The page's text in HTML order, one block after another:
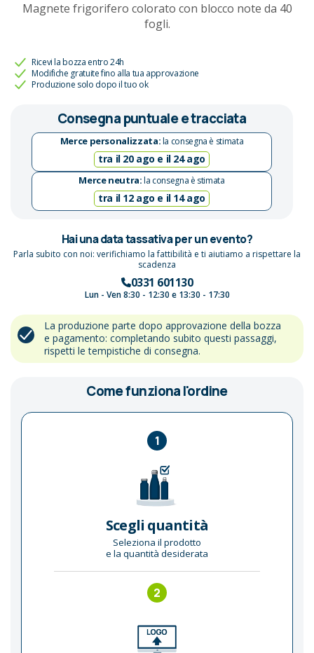
Magnete frigorifero colorato con blocco note da 40
fogli.
Ricevi la bozza entro 24h
Modifiche gratuite fino alla tua approvazione
Produzione solo dopo il tuo ok
Consegna puntuale e tracciata
Merce personalizzata:la consegna è stimata
tra il 20 ago e il 24 ago
Merce neutra:la consegna è stimata
tra il 12 ago e il 14 ago
Hai una data tassativa per un evento?
Parla subito con noi: verifichiamo la fattibilità e ti aiutiamo a rispettare la
scadenza
0331 601130
Lun - Ven 8:30 - 12:30 e 13:30 - 17:30
La produzione parte dopo approvazione della bozza
e pagamento: completando subito questi passaggi,
rispetti le tempistiche di consegna.
Come funziona l'ordine
1
Scegli quantità
Seleziona il prodotto
e la quantità desiderata
2